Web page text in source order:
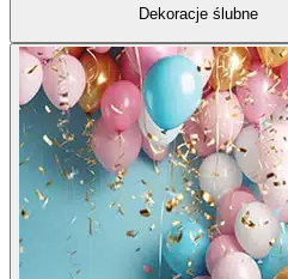
Dekoracje ślubne